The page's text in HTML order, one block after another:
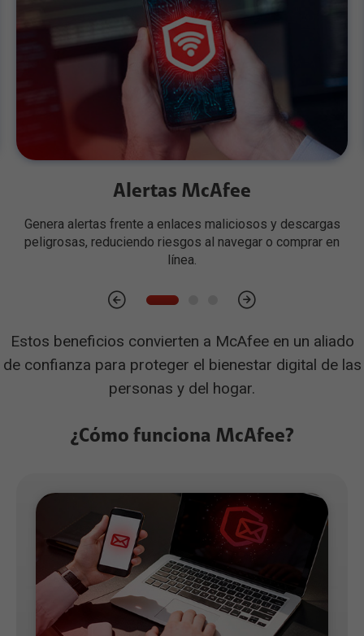
Alertas McAfee
Genera alertas frente a enlaces maliciosos y descargas
peligrosas, reduciendo riesgos al navegar o comprar en
línea.
Estos beneficios convierten a McAfee en un aliado
de confianza para proteger el bienestar digital de las
personas y del hogar.
¿Cómo funciona McAfee?